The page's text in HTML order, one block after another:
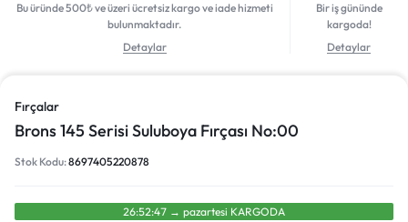
Bu üründe 500₺ ve üzeri ücretsiz kargo ve iade hizmeti
bulunmaktadır.
Detaylar
Bir iş gününde
kargoda!
Detaylar
Fırçalar
Brons 145 Serisi Suluboya Fırçası No:00
Stok Kodu:8697405220878
26:52:47 → pazartesi̇ KARGODA